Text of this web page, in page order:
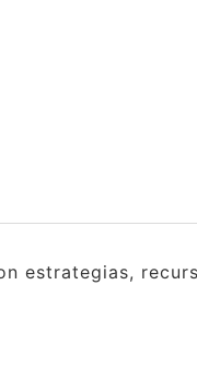
estrategias,